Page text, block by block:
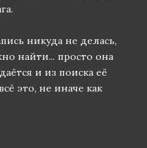
никуда не делась,
найти... просто она
и из поиска её
это, не иначе как